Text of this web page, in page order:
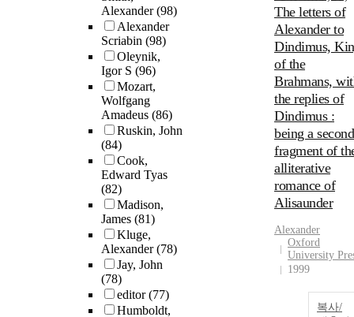
Alexander(98)
Alexander
Scriabin (98)
Oleynik,
Igor S (96)
Mozart,
Wolfgang
Amadeus (86)
Ruskin, John
(84)
Cook,
Edward Tyas
(82)
Madison,
James (81)
Kluge,
Alexander(78)
Jay, John
(78)
editor(77)
Humboldt,
The letters of
Alexander to
Dindimus,
of the
Brahmans,
the replies of
Dindimus :
being a second
fragment of
alliterative
romance of
Alisaunder
Alexander
Oxford
University
1999
복사/